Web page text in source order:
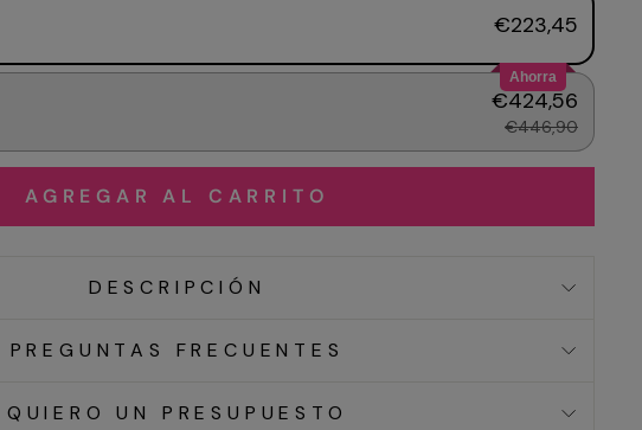
€223,45
Ahorra
€424,56
€446,90
AGREGAR AL CARRITO
DESCRIPCIÓN
PREGUNTAS FRECUENTES
QUIERO UN PRESUPUESTO